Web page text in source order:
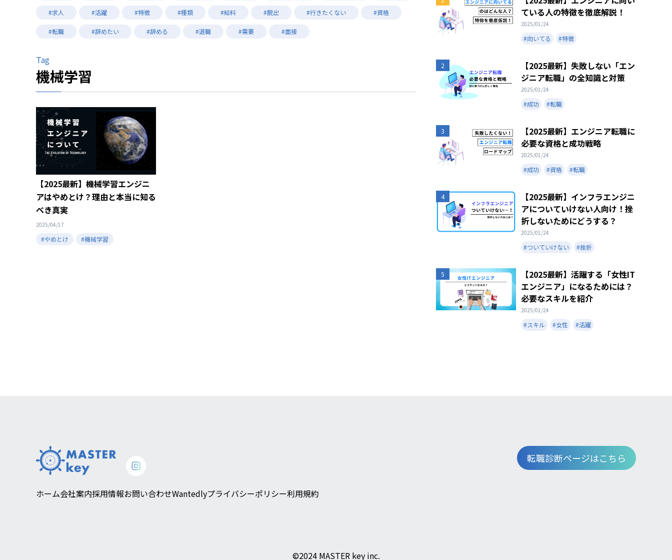
#求人 #活躍 #特徴 #種類 #給料 #脱出 #行きたくない #資格
#転職 #辞めたい #辞める #退職 #需要 #面接
Tag
機械学習
【2025最新】機械学習エンジニ
アはやめとけ？理由と本当に知る
べき真実
2025/04/17
#やめとけ #機械学習
ている人の特徴を徹底解説！
2025/01/24
#向いてる #特徴
2
【2025最新】失敗しない「エン
ジニア転職」の全知識と対策
2025/01/24
#成功 #転職
3
【2025最新】エンジニア転職に
必要な資格と成功戦略
2025/01/24
#成功 #資格 #転職
4
【2025最新】インフラエンジニ
アについていけない人向け！挫
折しないためにどうする？
2025/01/24
#ついていけない #挫折
5
【2025最新】活躍する「女性IT
エンジニア」になるためには？
必要なスキルを紹介
2025/01/24
#スキル #女性 #活躍
ホーム会社案内採用情報お問い合わせWantedlyプライバシーポリシー利用規約
転職診断ページはこちら
©︎2024 MASTER key inc.